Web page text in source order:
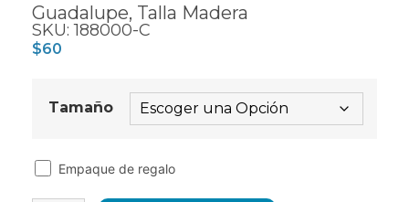
Guadalupe, Talla Madera
SKU: 188000-C
$60
Tamaño
Empaque de regalo